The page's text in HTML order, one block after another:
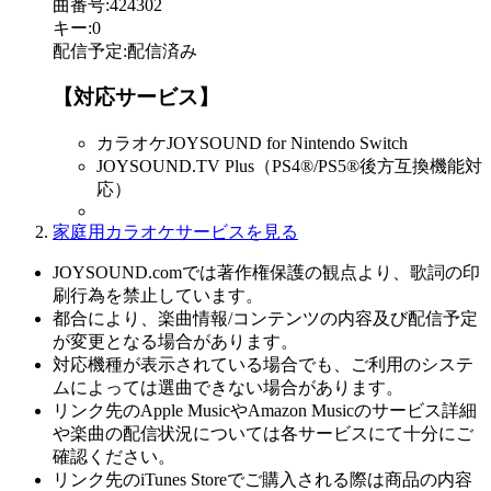
曲番号:424302
キー:0
配信予定:配信済み
【対応サービス】
カラオケJOYSOUND for Nintendo Switch
JOYSOUND.TV Plus（PS4®/PS5®後方互換機能対
応）
家庭用カラオケサービスを見る
JOYSOUND.comでは著作権保護の観点より、歌詞の印
刷行為を禁止しています。
都合により、楽曲情報/コンテンツの内容及び配信予定
が変更となる場合があります。
対応機種が表示されている場合でも、ご利用のシステ
ムによっては選曲できない場合があります。
リンク先のApple MusicやAmazon Musicのサービス詳細
や楽曲の配信状況については各サービスにて十分にご
確認ください。
リンク先のiTunes Storeでご購入される際は商品の内容